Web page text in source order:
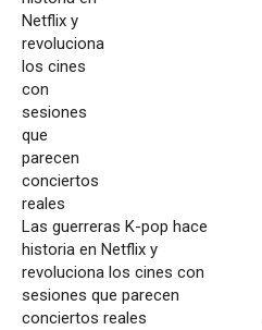
Las guerreras K-pop hace
historia en Netflix y
revoluciona los cines con
sesiones que parecen
conciertos reales